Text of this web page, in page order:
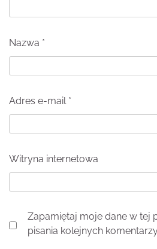
Nazwa *
Adres e-mail *
Witryna internetowa
Zapamiętaj moje dane w tej
pisania kolejnych